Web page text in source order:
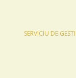
SERVICIU DE